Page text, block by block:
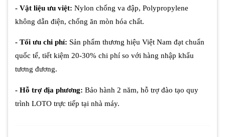
- Vật liệu ưu việt: Nylon chống va đập, Polypropylene
không dẫn điện, chống ăn mòn hóa chất.
- Tối ưu chi phí: Sản phẩm thương hiệu Việt Nam đạt chuẩn
quốc tế, tiết kiệm 20-30% chi phí so với hàng nhập khẩu
tương đương.
- Hỗ trợ địa phương: Bảo hành 2 năm, hỗ trợ đào tạo quy
trình LOTO trực tiếp tại nhà máy.